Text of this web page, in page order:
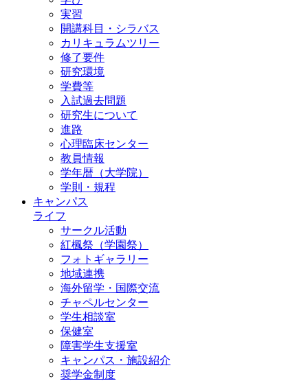
実習
開講科目・シラバス
カリキュラムツリー
修了要件
研究環境
学費等
入試過去問題
研究生について
進路
心理臨床センター
教員情報
学年暦（大学院）
学則・規程
キャンパス
ライフ
サークル活動
紅楓祭（学園祭）
フォトギャラリー
地域連携
海外留学・国際交流
チャペルセンター
学生相談室
保健室
障害学生支援室
キャンパス・施設紹介
奨学金制度